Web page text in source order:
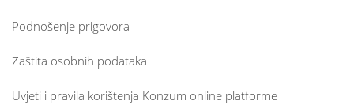
Podnošenje prigovora
Zaštita osobnih podataka
Uvjeti i pravila korištenja Konzum online platforme